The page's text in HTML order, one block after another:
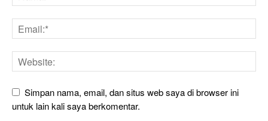
Simpan nama, email, dan situs web saya di browser ini
untuk lain kali saya berkomentar.